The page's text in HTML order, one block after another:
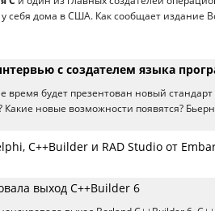
себя дома в США. Как сообщает издание
с создателем языка
время будет презентован новый стандарт
Какие новые возможности появятся?
C++Builder и RAD Studio от
выход C++Builder 6